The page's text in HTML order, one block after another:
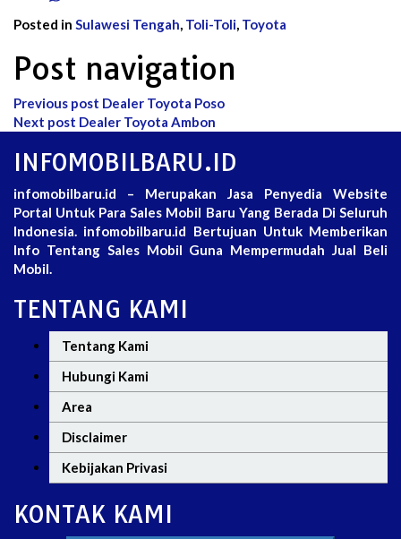
Posted in Sulawesi Tengah, Toli-Toli, Toyota
Post navigation
Previous post Dealer Toyota Poso
Next post Dealer Toyota Ambon
INFOMOBILBARU.ID
infomobilbaru.id – Merupakan Jasa Penyedia Website
Portal Untuk Para Sales Mobil Baru Yang Berada Di Seluruh
Indonesia. infomobilbaru.id Bertujuan Untuk Memberikan
Info Tentang Sales Mobil Guna Mempermudah Jual Beli
Mobil.
TENTANG KAMI
Tentang Kami
Hubungi Kami
Area
Disclaimer
Kebijakan Privasi
KONTAK KAMI